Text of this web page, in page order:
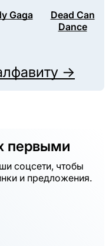
Gaga
Dead Can
Dance
→
первыми
соцсети, чтобы
и предложения.